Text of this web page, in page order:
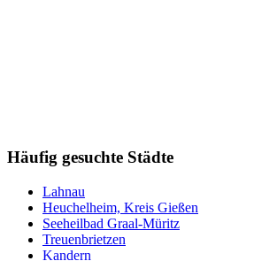
Häufig gesuchte Städte
Lahnau
Heuchelheim, Kreis Gießen
Seeheilbad Graal-Müritz
Treuenbrietzen
Kandern